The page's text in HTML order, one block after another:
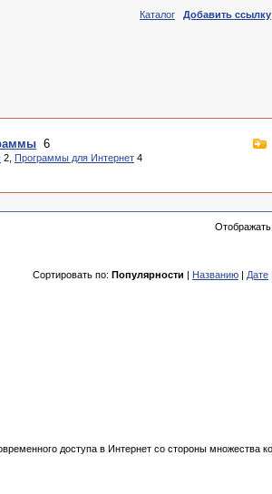
Каталог Добавить ссылку
6
2, Программы для Интернет 4
Отображать:
Сортировать по: Популярности | Названию | Дате
доступа в Интернет со стороны множества